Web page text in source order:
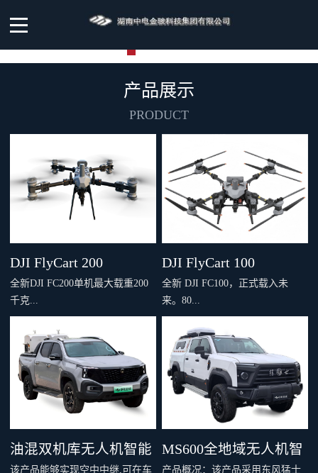
产品展示
PRODUCT
DJI FlyCart 200
全新DJI FC200单机最大载重200
千克...
，四机协同最大载重 600 千克。
支持双电和四电两种模式，还可
灵活选择旗舰空吊和 DL200 吊运
系统。支持40公里O4图传，远距
对复杂环境。双PSDK接口，支持
更多负载拓展。Delivery App、大
DJI FlyCart 100
全新 DJI FC100，正式载入未
来。80...
千克旗舰级载重，支持两种负载
系统，搭配丰富生态应用，重新
定义专业运载、突破更多场景界
限。智能安全系统与防护性能，
从容应对复杂场最全大候运输。
油混双机库无人机智能
该产品能够实现空中中继,可在车
MS600全地域无人机智
产品概况：该产品采用东风猛士